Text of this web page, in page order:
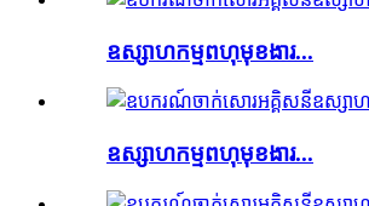
ឧស្សាហកម្មពហុមុខងារ...
ឧស្សាហកម្មពហុមុខងារ...